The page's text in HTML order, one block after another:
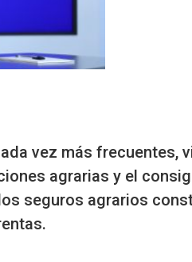
vez más frecuentes,
agrarias y el
seguros agrarios